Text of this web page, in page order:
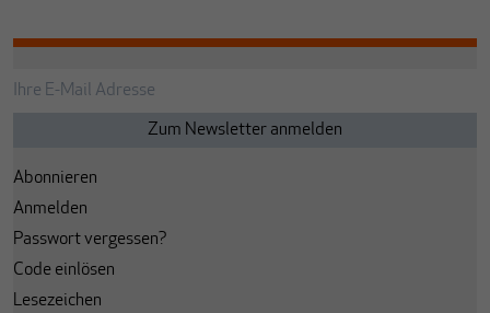
Abonnieren
Anmelden
Passwort vergessen?
Code einlösen
Lesezeichen